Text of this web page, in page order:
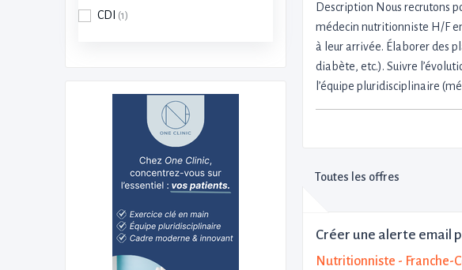
CDI (1)
Description Nous recrutons
médecin nutritionniste H/F
à leur arrivée. Élaborer des
diabète, etc.). Suivre
l’équipe pluridisciplinaire
Toutes les offres
Créer une alerte email
Nutritionniste - Franche-